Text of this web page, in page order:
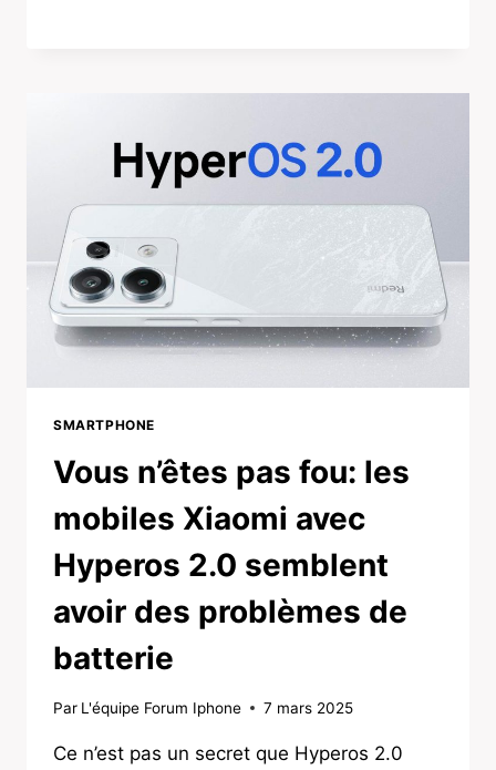
SMARTPHONE
Vous n’êtes pas fou: les
mobiles Xiaomi avec
Hyperos 2.0 semblent
avoir des problèmes de
batterie
Par L'équipe Forum Iphone 7 mars 2025
Ce n’est pas un secret que Hyperos 2.0